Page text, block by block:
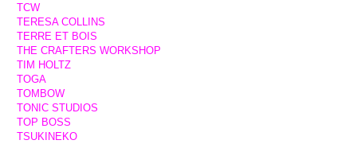
TCW
TERESA COLLINS
TERRE ET BOIS
THE CRAFTERS WORKSHOP
TIM HOLTZ
TOGA
TOMBOW
TONIC STUDIOS
TOP BOSS
TSUKINEKO